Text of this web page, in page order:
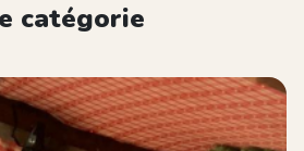
catégorie